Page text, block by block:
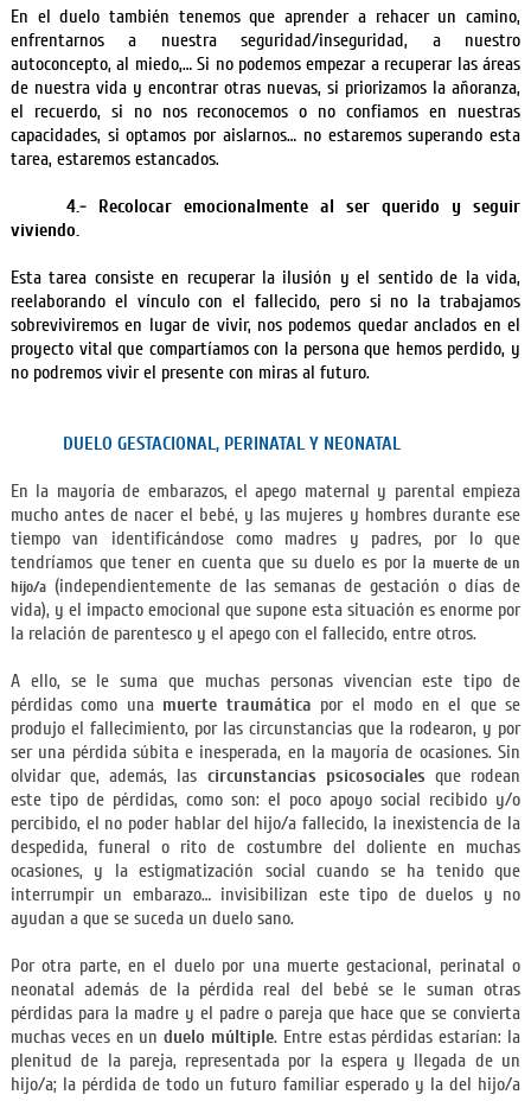
En el duelo también tenemos que aprender a rehacer un camino,
enfrentarnos a nuestra seguridad/inseguridad, a nuestro
autoconcepto, al miedo,… Si no podemos empezar a recuperar las áreas
de nuestra vida y encontrar otras nuevas, si priorizamos la añoranza,
el recuerdo, si no nos reconocemos o no confiamos en nuestras
capacidades, si optamos por aislarnos… no estaremos superando esta
tarea, estaremos estancados.
4.- Recolocar emocionalmente al ser querido y seguir
viviendo.
Esta tarea consiste en recuperar la ilusión y el sentido de la vida,
reelaborando el vínculo con el fallecido, pero si no la trabajamos
sobreviviremos en lugar de vivir, nos podemos quedar anclados en el
proyecto vital que compartíamos con la persona que hemos perdido, y
no podremos vivir el presente con miras al futuro.
DUELO GESTACIONAL, PERINATAL Y NEONATAL
En la mayoría de embarazos, el apego maternal y parental empieza
mucho antes de nacer el bebé, y las mujeres y hombres durante ese
tiempo van identificándose como madres y padres, por lo que
tendríamos que tener en cuenta que su duelo es por la muerte de un
hijo/a (independientemente de las semanas de gestación o días de
vida), y el impacto emocional que supone esta situación es enorme por
la relación de parentesco y el apego con el fallecido, entre otros.
A ello, se le suma que muchas personas vivencian este tipo de
pérdidas como una muerte traumática por el modo en el que se
produjo el fallecimiento, por las circunstancias que la rodearon, y por
ser una pérdida súbita e inesperada, en la mayoría de ocasiones. Sin
olvidar que, además, las circunstancias psicosociales que rodean
este tipo de pérdidas, como son: el poco apoyo social recibido y/o
percibido, el no poder hablar del hijo/a fallecido, la inexistencia de la
despedida, funeral o rito de costumbre del doliente en muchas
ocasiones, y la estigmatización social cuando se ha tenido que
interrumpir un embarazo… invisibilizan este tipo de duelos y no
ayudan a que se suceda un duelo sano.
Por otra parte, en el duelo por una muerte gestacional, perinatal o
neonatal además de la pérdida real del bebé se le suman otras
pérdidas para la madre y el padre o pareja que hace que se convierta
muchas veces en unduelo múltiple. Entre estas pérdidas estarían: la
plenitud de la pareja, representada por la espera y llegada de un
hijo/a; la pérdida de todo un futuro familiar esperado y la del hijo/a